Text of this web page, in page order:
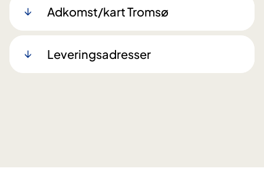
Adkomst/kart Tromsø
Leveringsadresser